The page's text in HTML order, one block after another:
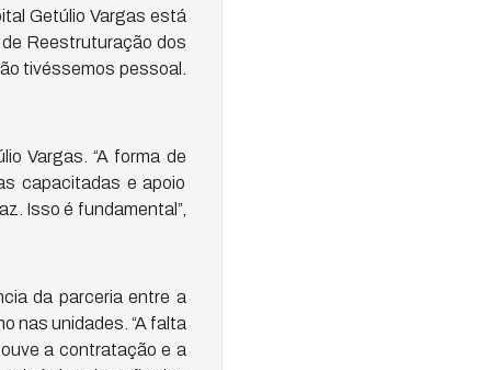
Getúlio Vargas está
Reestruturação dos
tivéssemos pessoal.
Vargas. “A forma de
capacitadas e apoio
Isso é fundamental”,
da parceria entre a
nas unidades. “A falta
a contratação e a